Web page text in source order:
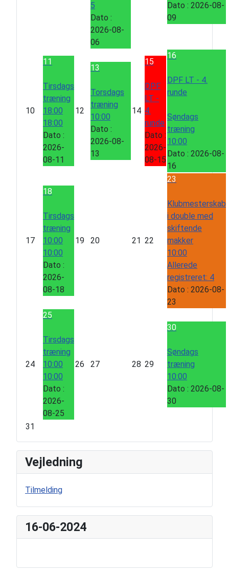
5
Dato :
2026-08-
06
Dato : 2026-08-
09
10
11
Tirsdags
træning
18:00
18:00
Dato :
2026-
08-11
12
13
Torsdags
træning
10:00
Dato :
2026-08-
13
14
15
DPF
LT -
4.
runde
Dato :
2026-
08-15
16
DPF LT - 4.
runde
Søndags
træning
10:00
Dato : 2026-08-
16
17
18
Tirsdags
træning
10:00
10:00
Dato :
2026-
08-18
19 20 21 22
23
Klubmesterskab
i double med
skiftende
makker
10:00
Allerede
registreret: 4
Dato : 2026-08-
23
24
25
Tirsdags
træning
10:00
10:00
Dato :
2026-
08-25
26 27 28 29
30
Søndags
træning
10:00
Dato : 2026-08-
30
31
Vejledning
Tilmelding
16-06-2024